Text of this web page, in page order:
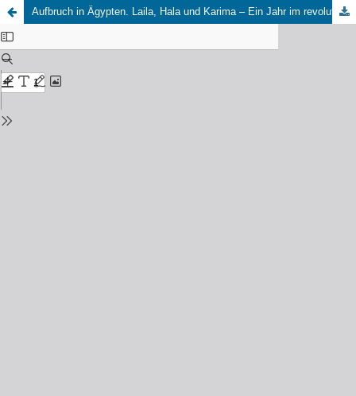
Aufbruch in Ägypten. Laila, Hala und Karima – Ein Jahr im revolutionären Kairo